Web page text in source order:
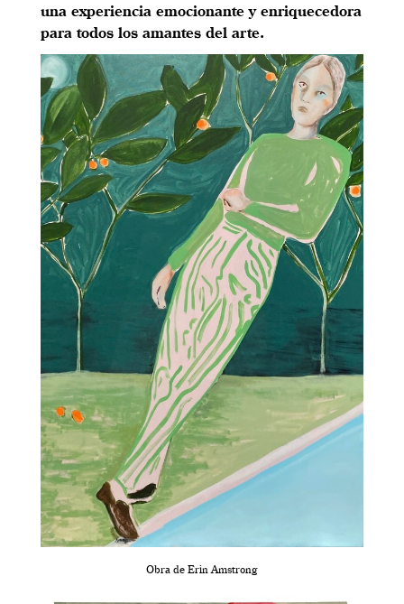
una experiencia emocionante y enriquecedora
para todos los amantes del arte.
Obra de Erin Amstrong